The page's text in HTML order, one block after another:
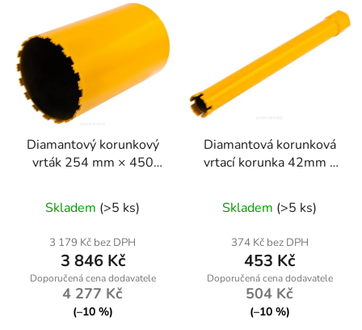
Diamantový korunkový
vrták 254 mm × 450
Powermat PM1565
Skladem (>5 ks)
3 179 Kč bez DPH
3 846 Kč
4 277 Kč
(–10 %)
Diamantová korunková
vrtací korunka 42mm x
Skladem (>5 ks)
374 Kč bez DPH
453 Kč
504 Kč
(–10 %)